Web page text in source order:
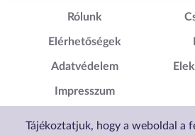
Tájékoztatjuk, hogy a weboldal a
Lábléc1
Rólunk
Elérhetőségek
Adatvédelem
Impresszum
Nyilatkozat